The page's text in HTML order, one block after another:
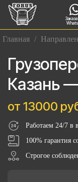
Главная /
Казань
от 13000
Работаем 24/7 в
100% гарантия
Строгое